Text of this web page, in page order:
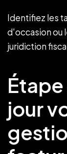
Identifiez les
d'occasion ou
juridiction
jour